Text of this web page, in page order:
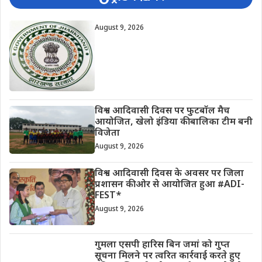
August 9, 2026
विश्व आदिवासी दिवस पर फुटबॉल मैच
आयोजित, खेलो इंडिया की बालिका टीम बनी
विजेता
August 9, 2026
विश्व आदिवासी दिवस के अवसर पर जिला
प्रशासन की ओर से आयोजित हुआ #ADI-
FEST*
August 9, 2026
गुमला एसपी हारिस बिन जमां को गुप्त
सूचना मिलने पर त्वरित कार्रवाई करते हुए